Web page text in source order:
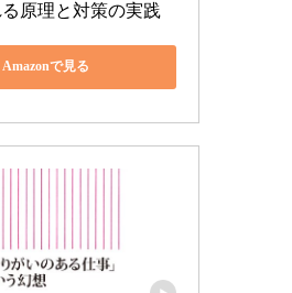
原理と対策の実践
Amazonで見る